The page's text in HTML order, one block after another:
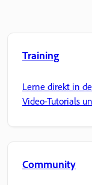
Training
Lerne direkt in
Video-Tutorials
Community